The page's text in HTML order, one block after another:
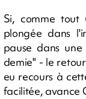
Si, comme tout
plongée dans
pause dans
demie" - le
eu recours à
facilitée, avance